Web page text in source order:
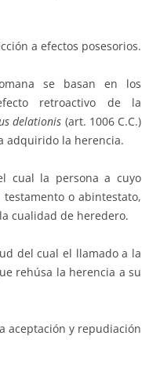
a efectos posesorios.
se basan en los
retroactivo de la
delationis (art. 1006 C.C.)
adquirido la herencia.
cual la persona a cuyo
o abintestato,
cualidad de heredero.
del cual el llamado a la
rehúsa la herencia a su
aceptación y repudiación